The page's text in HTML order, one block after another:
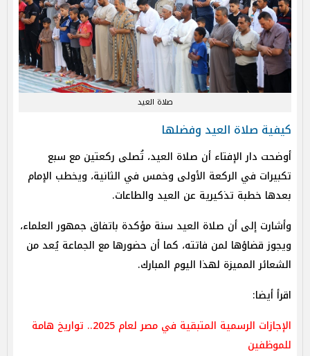
صلاة العيد
كيفية صلاة العيد وفضلها
أوضحت دار الإفتاء أن صلاة العيد، تُصلى ركعتين مع سبع
تكبيرات في الركعة الأولى وخمس في الثانية، ويخطب الإمام
بعدها خطبة تذكيرية عن العيد والطاعات.
وأشارت إلى أن صلاة العيد سنة مؤكدة باتفاق جمهور العلماء،
ويجوز قضاؤها لمن فاتته، كما أن حضورها مع الجماعة يُعد من
الشعائر المميزة لهذا اليوم المبارك.
اقرأ أيضا:
الإجازات الرسمية المتبقية في مصر لعام 2025.. تواريخ هامة
للموظفين